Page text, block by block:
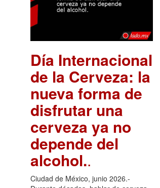
Día Internacional
de la Cerveza: la
nueva forma de
disfrutar una
cerveza ya no
depende del
alcohol..
Ciudad de México, junio 2026.-